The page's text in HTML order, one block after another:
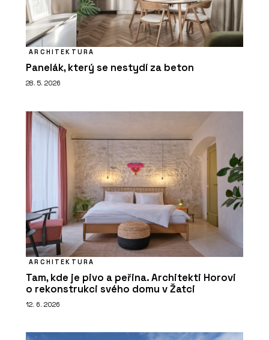
ARCHITEKTURA
Panelák, který se nestydí za beton
28. 5. 2026
ARCHITEKTURA
Tam, kde je pivo a peřina. Architekti Horovi
o rekonstrukci svého domu v Žatci
12. 6. 2026